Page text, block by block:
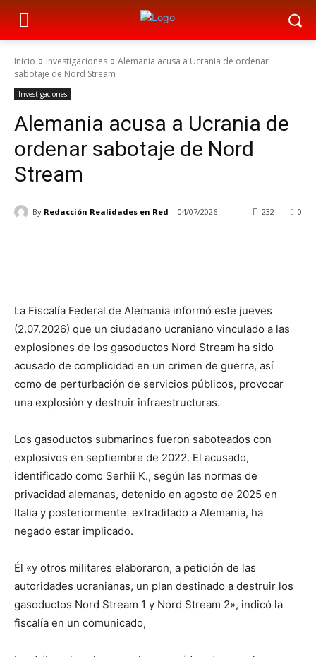
Inicio Investigaciones
Alemania acusa a Ucrania de ordenar
sabotaje de Nord Stream
Investigaciones
Alemania acusa a Ucrania de
ordenar sabotaje de Nord
Stream
By Redacción Realidades en Red 04/07/2026 0
232
La Fiscalía Federal de Alemania informó este jueves
(2.07.2026) que un ciudadano ucraniano vinculado a las
explosiones de los gasoductos Nord Stream ha sido
acusado de complicidad en un crimen de guerra, así
como de perturbación de servicios públicos, provocar
una explosión y destruir infraestructuras.
Los gasoductos submarinos fueron saboteados con
explosivos en septiembre de 2022. El acusado,
identificado como Serhii K., según las normas de
privacidad alemanas, detenido en agosto de 2025 en
Italia y posteriormente extraditado a Alemania, ha
negado estar implicado.
Él «y otros militares elaboraron, a petición de las
autoridades ucranianas, un plan destinado a destruir los
gasoductos Nord Stream 1 y Nord Stream 2», indicó la
fiscalía en un comunicado,